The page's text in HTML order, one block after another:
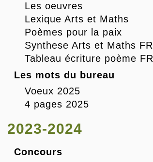
Les oeuvres
Lexique Arts et Maths
Poèmes pour la paix
Synthese Arts et Maths FR
Tableau écriture poème FR
Les mots du bureau
Voeux 2025
4 pages 2025
2023-2024
Concours